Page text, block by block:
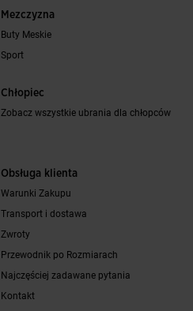
Mezczyzna
Buty Meskie
Sport
Chłopiec
Zobacz wszystkie ubrania dla chłopców
Obsługa klienta
Warunki Zakupu
Transport i dostawa
Zwroty
Przewodnik po Rozmiarach
Najczęściej zadawane pytania
Kontakt